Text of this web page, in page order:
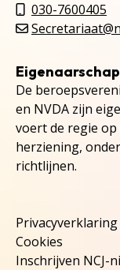
030-7600405
Eigenaarschap
De
en NVDA zijn
voert de regie op
herziening,
richtlijnen.
Privacyverklaring
Cookies
Inschrijven NCJ-